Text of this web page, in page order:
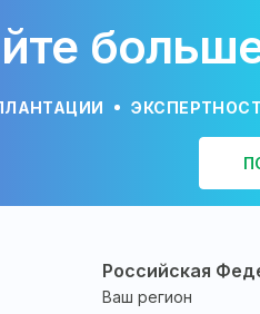
Российская
Ваш регион